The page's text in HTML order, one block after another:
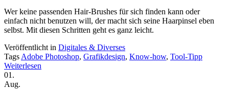
Wer keine passenden Hair-Brushes für sich finden kann oder
einfach nicht benutzen will, der macht sich seine Haarpinsel eben
selbst. Mit diesen Schritten geht es ganz leicht.
Veröffentlicht in Digitales & Diverses
Tags Adobe Photoshop, Grafikdesign, Know-how, Tool-Tipp
Weiterlesen
01.
Aug.